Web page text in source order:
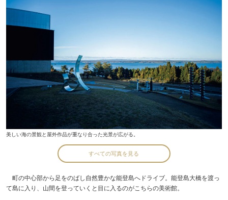
美しい海の景観と屋外作品が重なり合った光景が広がる。
すべての写真を見る
町の中心部から足をのばし自然豊かな能登島へドライブ。能登島大橋を渡っ
て島に入り、山間を登っていくと目に入るのがこちらの美術館。